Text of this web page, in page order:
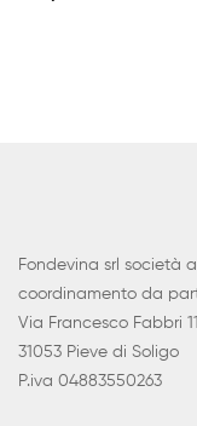
Fondevina srl società
coordinamento da
Via Francesco Fabbri
31053 Pieve di Soligo
P.iva 04883550263